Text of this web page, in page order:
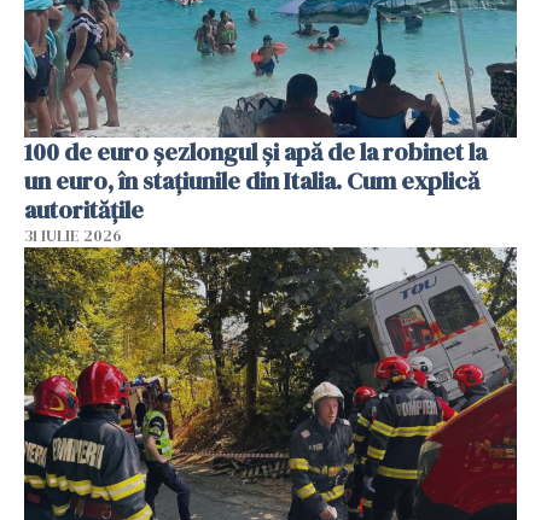
100 de euro șezlongul și apă de la robinet la
un euro, în stațiunile din Italia. Cum explică
autoritățile
31 IULIE 2026